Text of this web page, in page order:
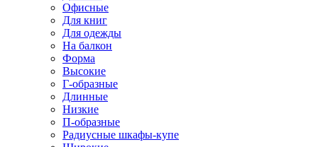
Офисные
Для книг
Для одежды
На балкон
Форма
Высокие
Г-образные
Длинные
Низкие
П-образные
Радиусные шкафы-купе